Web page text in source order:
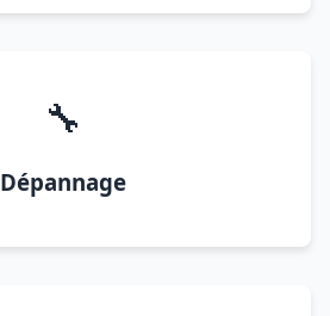
🔧
Dépannage